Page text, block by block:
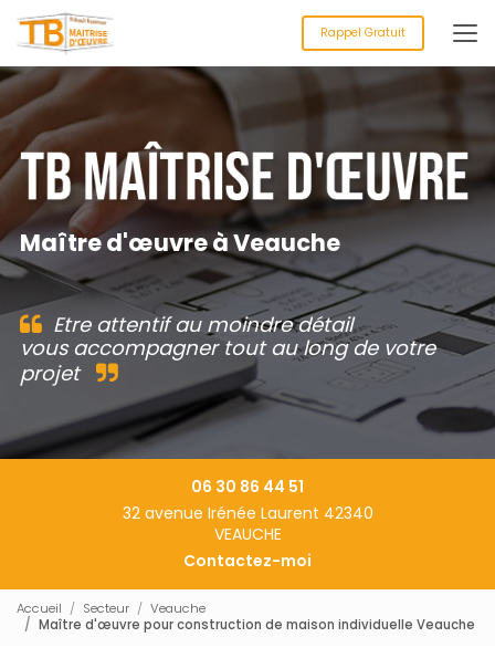
au
contenu
principal
Rappel Gratuit
Maître d'œuvre à Veauche
Etre attentif au moindre détail
vous accompagner tout au long de votre
projet
06 30 86 44 51
32 avenue Irénée Laurent 42340
VEAUCHE
Contactez-moi
Accueil Secteur
Veauche
Maître d'œuvre pour construction de maison individuelle Veauche